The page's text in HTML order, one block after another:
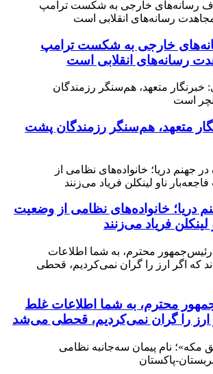
خارجی به شکست ترامپ
رسانه‌های انقلابی است
متعهد، هم‌سنگر رزمندگان پشت
دریا؛ خانواده‌های نظامی از وضعیت
لینکلن فریاد می‌زنند
محترم، به شما اطلاعات غلط
ارز را گران نمی‌کردیم، قحطی می‌شد